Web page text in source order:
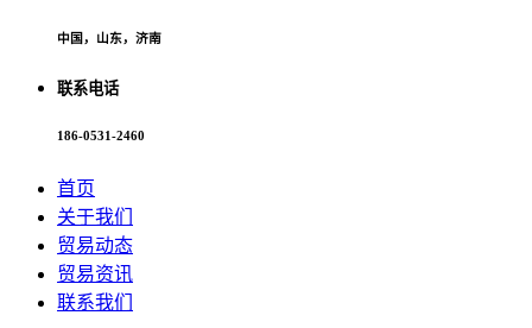
中国，山东，济南
联系电话
186-0531-2460
首页
关于我们
贸易动态
贸易资讯
联系我们